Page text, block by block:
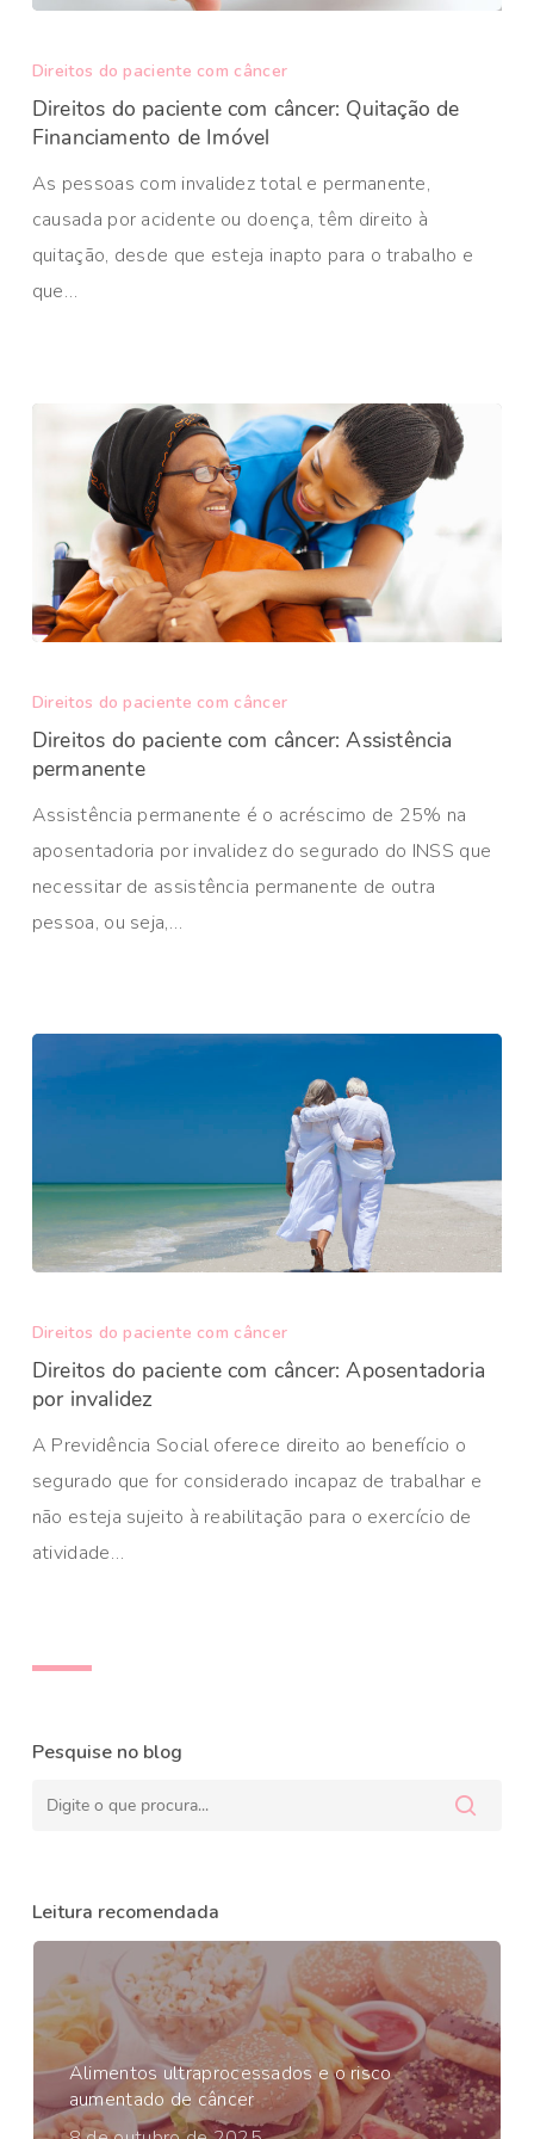
Direitos do paciente com câncer
Direitos do paciente com câncer: Quitação de
Financiamento de Imóvel
As pessoas com invalidez total e permanente,
causada por acidente ou doença, têm direito à
quitação, desde que esteja inapto para o trabalho e
que…
Direitos do paciente com câncer
Direitos do paciente com câncer: Assistência
permanente
Assistência permanente é o acréscimo de 25% na
aposentadoria por invalidez do segurado do INSS que
necessitar de assistência permanente de outra
pessoa, ou seja,…
Direitos do paciente com câncer
Direitos do paciente com câncer: Aposentadoria
por invalidez
A Previdência Social oferece direito ao benefício o
segurado que for considerado incapaz de trabalhar e
não esteja sujeito à reabilitação para o exercício de
atividade…
Pesquise no blog
Leitura recomendada
Alimentos ultraprocessados e o risco
aumentado de câncer